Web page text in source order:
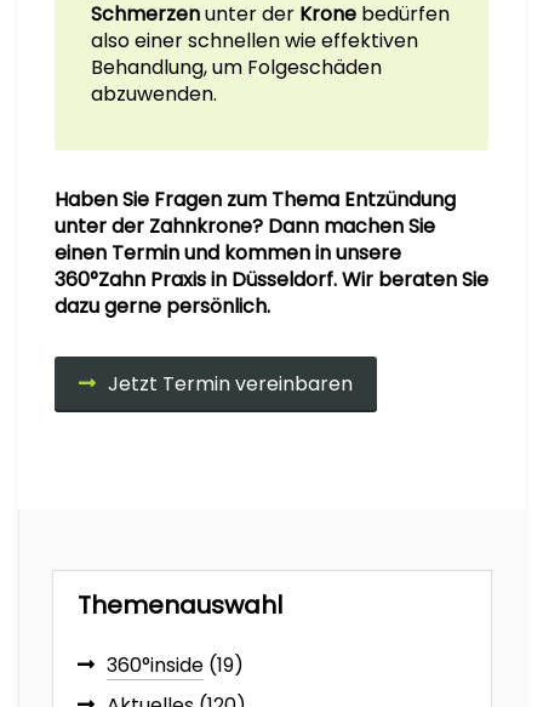
Schmerzenunter der Krone bedürfen
also einer schnellen wie effektiven
Behandlung, um Folgeschäden
abzuwenden.
Haben Sie Fragen zum Thema Entzündung
unter der Zahnkrone? Dann machen Sie
einen Termin und kommen in unsere
360°Zahn Praxis in Düsseldorf. Wir beraten Sie
dazu gerne persönlich.
Jetzt Termin vereinbaren
Themenauswahl
360°inside (19)